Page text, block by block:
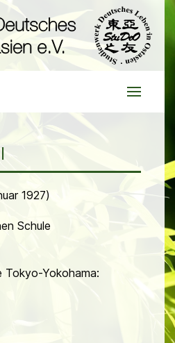
1927)
Schule
Tokyo-Yokohama: